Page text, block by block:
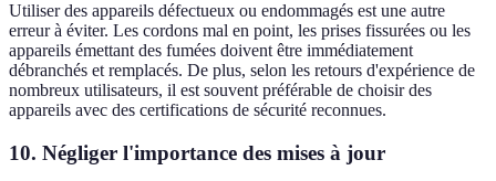
Utiliser des appareils défectueux ou endommagés est une autre
erreur à éviter. Les cordons mal en point, les prises fissurées ou les
appareils émettant des fumées doivent être immédiatement
débranchés et remplacés. De plus, selon les retours d'expérience de
nombreux utilisateurs, il est souvent préférable de choisir des
appareils avec des certifications de sécurité reconnues.
10. Négliger l'importance des mises à jour